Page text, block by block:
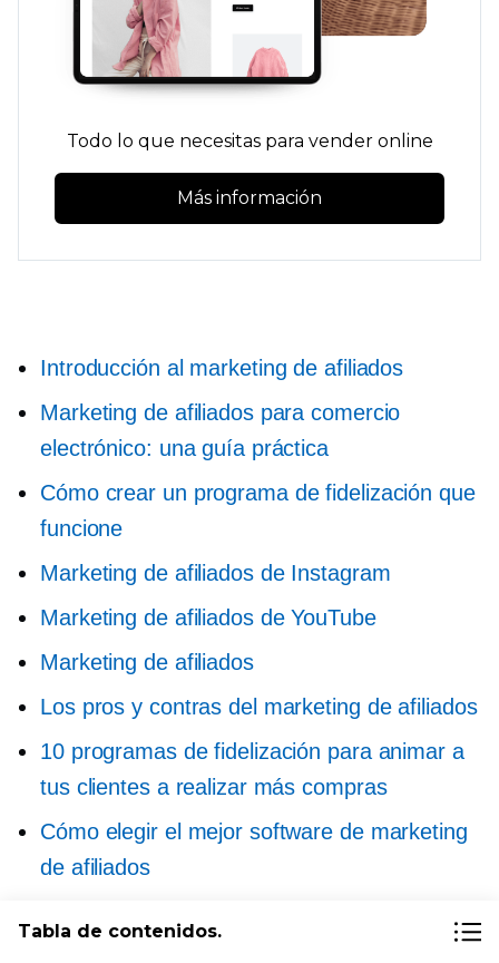
Todo lo que necesitas para vender online
Más información
Introducción al marketing de afiliados
Marketing de afiliados para comercio
electrónico: una guía práctica
Cómo crear un programa de fidelización que
funcione
Marketing de afiliados de Instagram
Marketing de afiliados de YouTube
Marketing de afiliados
Los pros y contras del marketing de afiliados
10 programas de fidelización para animar a
tus clientes a realizar más compras
Cómo elegir el mejor software de marketing
de afiliados
Tabla de contenidos.